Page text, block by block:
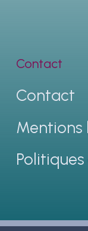
Contact
Contact
Mentions